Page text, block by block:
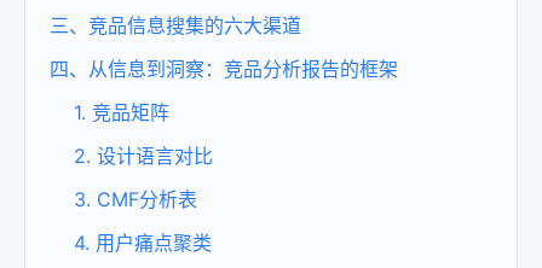
三、竞品信息搜集的六大渠道
四、从信息到洞察：竞品分析报告的框架
1. 竞品矩阵
2. 设计语言对比
3. CMF分析表
4. 用户痛点聚类